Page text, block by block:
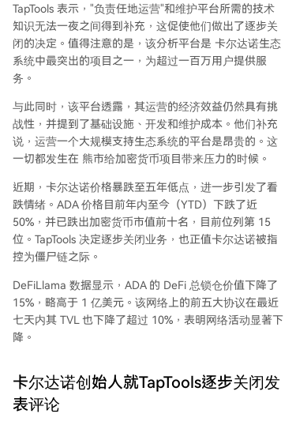
TapTools 表示，"负责任地运营"和维护平台所需的技术
知识无法一夜之间得到补充，这促使他们做出了逐步关
闭的决定。值得注意的是，该分析平台是 卡尔达诺生态
系统中最突出的项目之一，为超过一百万用户提供服
务。
与此同时，该平台透露，其运营的经济效益仍然具有挑
战性，并提到了基础设施、开发和维护成本。他们补充
说，运营一个大规模支持生态系统的平台是昂贵的。这
一切都发生在 熊市给加密货币项目带来压力的时候。
近期， 卡尔达诺价格暴跌至五年低点，进一步引发了看
跌情绪。ADA 价格目前年内至今（YTD）下跌了近
50%，并已跌出加密货币市值前十名，目前位列第 15
位。TapTools 决定逐步关闭业务，也正值卡尔达诺被指
控为僵尸链之际。
DeFiLlama 数据显示，ADA 的 DeFi 总锁仓价值下降了
15%，略高于 1 亿美元。该网络上的前五大协议在最近
七天内其 TVL 也下降了超过 10%，表明网络活动显著下
降。
卡尔达诺创始人就TapTools逐步关闭发
表评论